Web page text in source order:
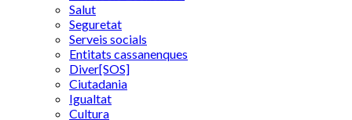
Salut
Seguretat
Serveis socials
Entitats cassanenques
Diver[SOS]
Ciutadania
Igualtat
Cultura